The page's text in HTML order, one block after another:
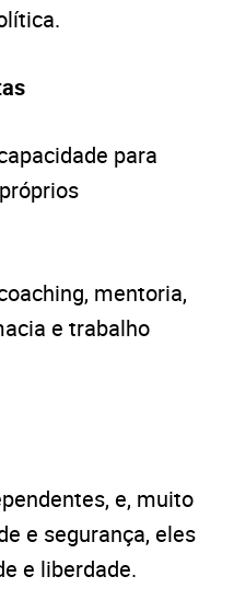
para
mentoria,
e trabalho
e, muito
e segurança, eles
e liberdade.